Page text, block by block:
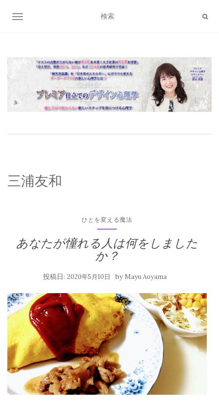
ナビゲーション切り替え
三浦友和
ひとを変える魔法
あなたが憧れる人は何をしました
か？
投稿日: 2020年5月10日 by Mayu Aoyama